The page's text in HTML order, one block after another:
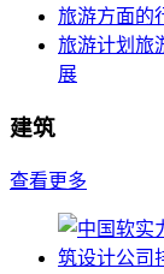
旅游方面的
旅游计划旅
展
建筑
查看更多